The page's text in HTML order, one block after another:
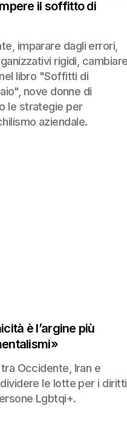
il soffitto di
imparare dagli errori,
rigidi, cambiare
libro "Soffitti di
nove donne di
le strategie per
aziendale.
è l’argine più
Occidente, Iran e
le lotte per i diritti
Lgbtqi+.